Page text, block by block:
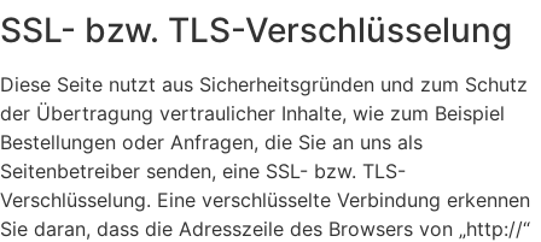
SSL- bzw. TLS-Verschlüsselung
Diese Seite nutzt aus Sicherheitsgründen und zum Schutz
der Übertragung vertraulicher Inhalte, wie zum Beispiel
Bestellungen oder Anfragen, die Sie an uns als
Seitenbetreiber senden, eine SSL- bzw. TLS-
Verschlüsselung. Eine verschlüsselte Verbindung erkennen
Sie daran, dass die Adresszeile des Browsers von „http://“